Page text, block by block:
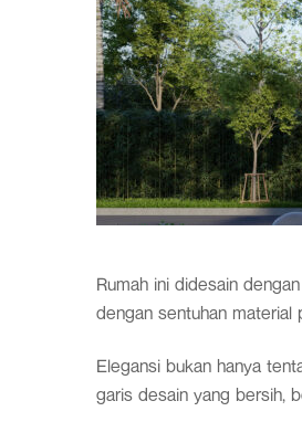
Rumah ini didesain
dengan sentuhan material
Elegansi bukan hanya
garis desain yang bersih,